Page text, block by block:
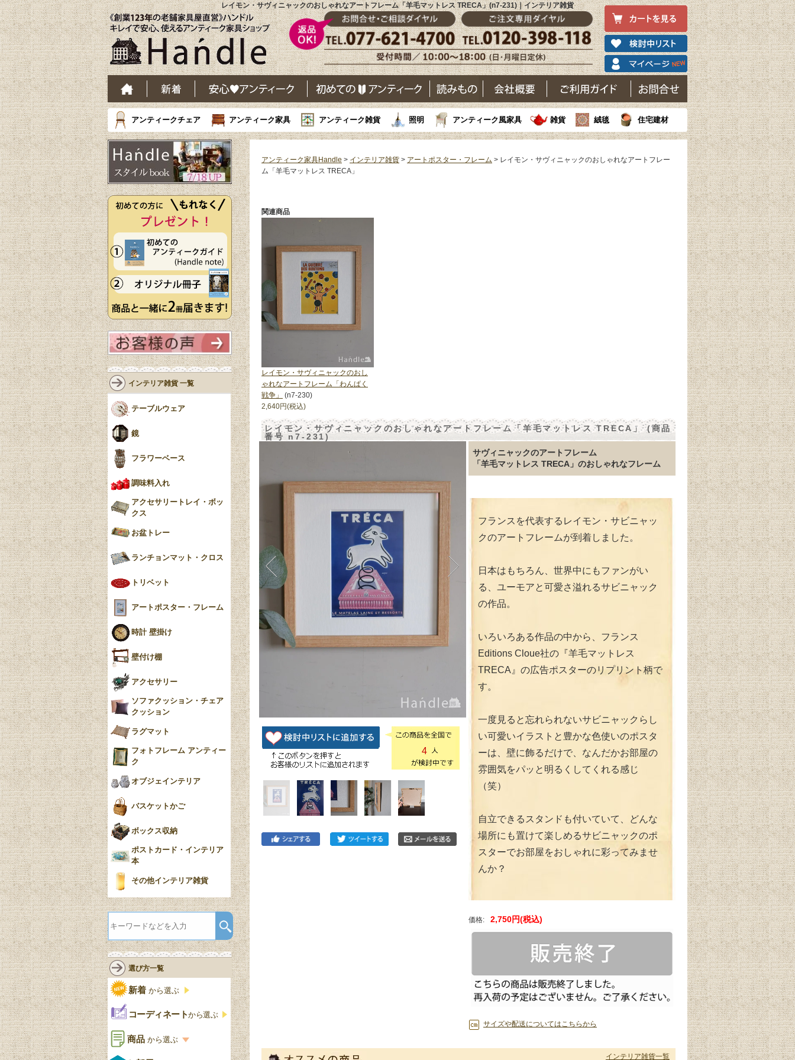
レイモン・サヴィニャックのおしゃれなアートフレーム「羊毛マットレス TRECA」(n7-231)｜インテリア雑貨
アンティークチェア アンティーク家具 アンティーク雑貨 照明 アンティーク風家具 雑貨 絨毯 住宅建材
アンティーク家具Handle > インテリア雑貨 > アートポスター・フレーム > レイモン・サヴィニャックのおしゃれなアートフレー
ム「羊毛マットレス TRECA」
関連商品
レイモン・サヴィニャックのおし
ゃれなアートフレーム「わんぱく
戦争」
(n7-230)
2,640円(税込)
レイモン・サヴィニャックのおしゃれなアートフレーム「羊毛マットレス TRECA」 (商品
番号 n7-231)
4
サヴィニャックのアートフレーム
「羊毛マットレス TRECA」のおしゃれなフレーム
フランスを代表するレイモン・サビニャッ
クのアートフレームが到着しました。
日本はもちろん、世界中にもファンがい
る、ユーモアと可愛さ溢れるサビニャック
の作品。
いろいろある作品の中から、フランス
Editions Cloue社の『羊毛マットレス
TRECA』の広告ポスターのリプリント柄で
す。
一度見ると忘れられないサビニャックらし
い可愛いイラストと豊かな色使いのポスタ
ーは、壁に飾るだけで、なんだかお部屋の
雰囲気をパッと明るくしてくれる感じ
（笑）
自立できるスタンドも付いていて、どんな
場所にも置けて楽しめるサビニャックのポ
スターでお部屋をおしゃれに彩ってみませ
んか？
価格: 2,750円(税込)
サイズや配送についてはこちらから
インテリア雑貨一覧
インテリア雑貨 一覧
テーブルウェア
鏡
フラワーベース
調味料入れ
アクセサリートレイ・ボッ
クス
お盆トレー
ランチョンマット・クロス
トリベット
アートポスター・フレーム
時計 壁掛け
壁付け棚
アクセサリー
ソファクッション・チェア
クッション
ラグマット
フォトフレーム アンティー
ク
オブジェインテリア
バスケットかご
ボックス収納
ポストカード・インテリア
本
その他インテリア雑貨
選び方一覧
新着 から選ぶ
コーディネートから選ぶ
商品 から選ぶ